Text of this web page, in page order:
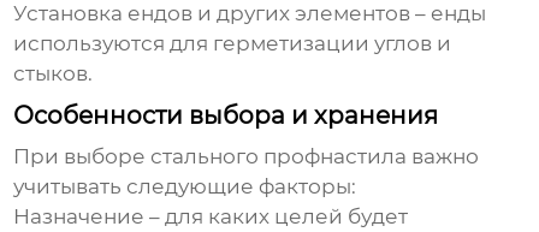
Установка ендов и других элементов – енды
используются для герметизации углов и
стыков.
Особенности выбора и хранения
При выборе стального профнастила важно
учитывать следующие факторы:
Назначение – для каких целей будет